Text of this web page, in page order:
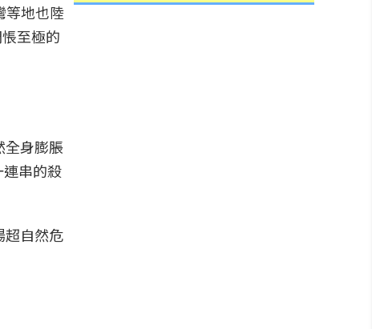
等地也陸
至極的
全身膨脹
串的殺
超自然危